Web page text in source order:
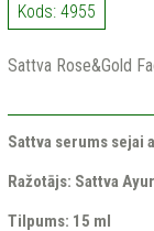
Kods: 4955
Sattva Rose&Gold
Sattva serums sejai
Ražotājs: Sattva
Tilpums: 15 ml